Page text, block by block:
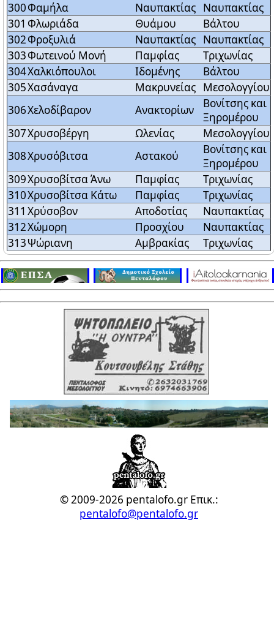
300Φαμήλα Ναυπακτίας Ναυπακτίας
301 Φλωριάδα Θυάμου
Βάλτου
302Φροξυλιά Ναυπακτίας Ναυπακτίας
303Φωτεινού Μονή Παμφίας
Τριχωνίας
304Χαλκιόπουλοι Ιδομένης
Βάλτου
305Χασάναγα Μακρυνείας Μεσολογγίου
306Χελοδίβαρον Ανακτορίων
Βονίτσης και
Ξηρομέρου
307Χρυσοβέργη Ωλενίας
Μεσολογγίου
308Χρυσόβιτσα Αστακού
Βονίτσης και
Ξηρομέρου
309Χρυσοβίτσα Άνω Παμφίας
Τριχωνίας
310Χρυσοβίτσα Κάτω Παμφίας
Τριχωνίας
311 Χρύσοβον Αποδοτίας
Ναυπακτίας
312Χώμορη Προσχίου
Ναυπακτίας
313Ψώριανη Αμβρακίας Τριχωνίας
© 2009-2026 pentalofo.gr Επικ.:
pentalofo@pentalofo.gr